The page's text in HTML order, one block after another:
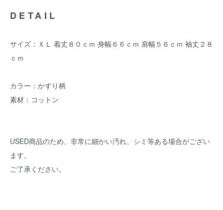
DETAIL
サイズ：ＸＬ 着丈８０ｃｍ 身幅６６ｃｍ 肩幅５６ｃｍ 袖丈２８
ｃｍ
カラー：かすり柄
素材：コットン
USED商品のため、非常に細かい汚れ、シミ等ある場合がござい
ます。
ご了承ください。